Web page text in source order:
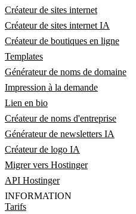
Créateur de sites internet
Créateur de sites internet IA
Créateur de boutiques en ligne
Templates
Générateur de noms de domaine
Impression à la demande
Lien en bio
Créateur de noms d'entreprise
Générateur de newsletters IA
Créateur de logo IA
Migrer vers Hostinger
API Hostinger
INFORMATION
Tarifs